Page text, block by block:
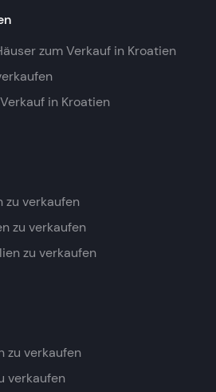
zum Verkauf in Kroatien
in Kroatien
zu verkaufen
zu verkaufen
zu verkaufen
zu verkaufen
verkaufen